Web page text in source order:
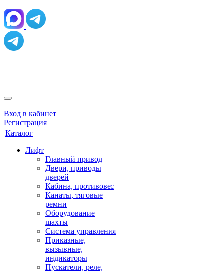
Вход в кабинет
Регистрация
Каталог
Лифт
Главный привод
Двери, приводы
дверей
Кабина, противовес
Канаты, тяговые
ремни
Оборудование
шахты
Система управления
Приказные,
вызывные,
индикаторы
Пускатели, реле,